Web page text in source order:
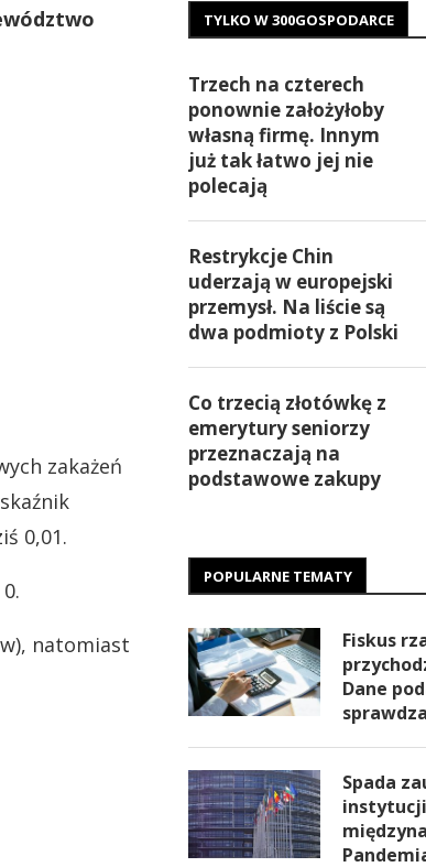
zakażeń
0,01.
natomiast
TYLKO W 300GOSPODARCE
Trzech na czterech
ponownie założyłoby
własną firmę. Innym
już tak łatwo jej nie
polecają
Restrykcje Chin
uderzają w europejski
przemysł. Na liście są
dwa podmioty z Polski
Co trzecią złotówkę z
emerytury seniorzy
przeznaczają na
podstawowe zakupy
POPULARNE TEMATY
Fiskus
Dane
Spada
instytucji